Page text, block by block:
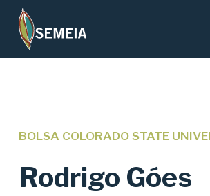
Skip
main
content
BOLSA COLORADO STATE
Rodrigo Góes